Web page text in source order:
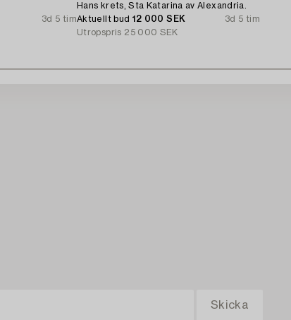
3d 5 tim
Hans krets, Sta Katarina av Alexandria.
Aktuellt bud 12 000 SEK
3d 5 tim
Utropspris 25 000 SEK